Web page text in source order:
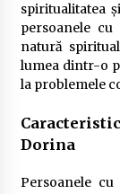
spiritualitatea
persoanele
natură
lumea dintr-o
la problemele
Dorina
Persoanele